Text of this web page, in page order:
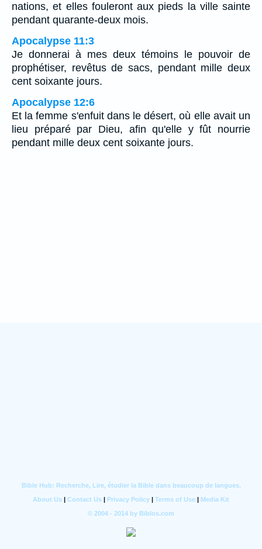
nations, et elles fouleront aux pieds la ville sainte
pendant quarante-deux mois.
Apocalypse 11:3
Je donnerai à mes deux témoins le pouvoir de
prophétiser, revêtus de sacs, pendant mille deux
cent soixante jours.
Apocalypse 12:6
Et la femme s'enfuit dans le désert, où elle avait un
lieu préparé par Dieu, afin qu'elle y fût nourrie
pendant mille deux cent soixante jours.